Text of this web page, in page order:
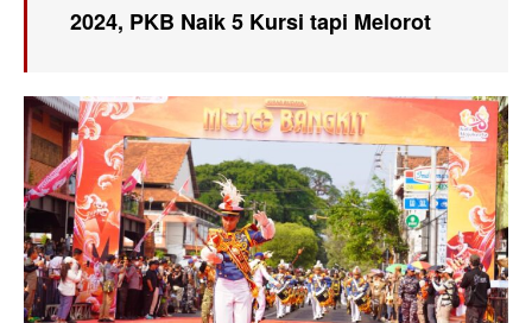
2024, PKB Naik 5 Kursi tapi Melorot